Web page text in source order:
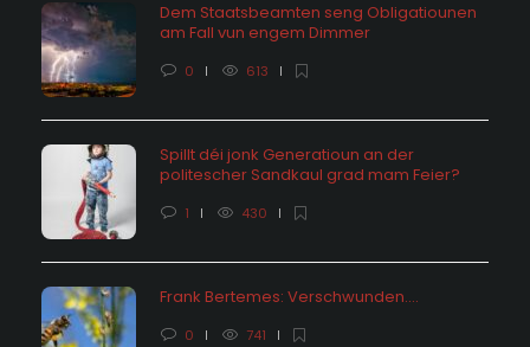
Dem Staatsbeamten seng Obligatiounen
am Fall vun engem Dimmer
0 613
Spillt déi jonk Generatioun an der
politescher Sandkaul grad mam Feier?
1 430
Frank Bertemes: Verschwunden….
0 741